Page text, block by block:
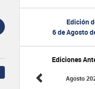
Edición
6 de Agosto
Ediciones
Agosto